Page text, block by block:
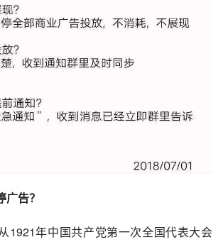
告？
1921年中国共产党第一次全国代表大会